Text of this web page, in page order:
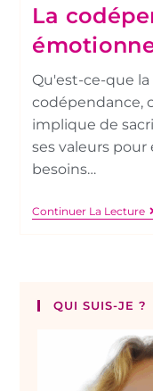
La
Qu'est-ce-que
codépendance,
implique de
ses valeurs pour
besoins…
Continuer La Lecture
QUI SUIS-JE ?